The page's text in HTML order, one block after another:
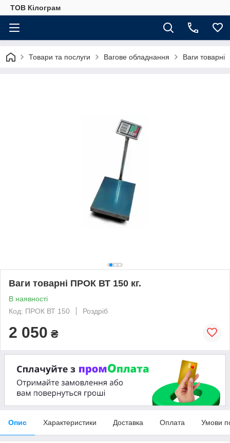
ТОВ Кілограм
Товари та послуги Вагове обладнання Ваги товарні
Ваги товарні ПРОК ВТ 150 кг.
В наявності
Код: ПРОК ВТ 150
Роздріб
2 050 ₴
Опис Характеристики Доставка Оплата Умови